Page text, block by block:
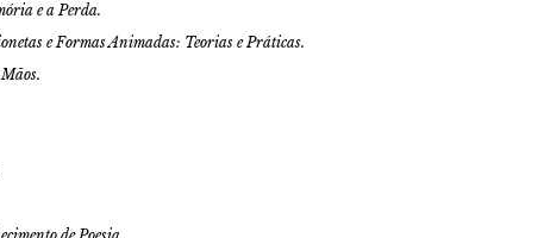
e a Perda.
e Formas Animadas: Teorias e Práticas.